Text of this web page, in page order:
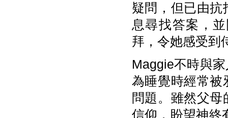
疑問，但已由抗
息尋找答案，
拜，令她感受到
Maggie不時與
為睡覺時經常被
問題。雖然父
信仰，盼望神終